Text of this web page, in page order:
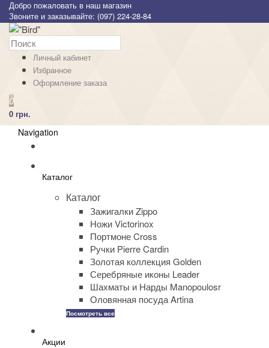
Добро пожаловать в наш магазин
Звоните и заказывайте: (097) 224-28-84
Личный кабинет
Избранное
Оформление заказа
0
0 грн.
Navigation
Каталог
Каталог
Зажигалки Zippo
Ножи Victorinox
Портмоне Cross
Ручки Pierre Cardin
Золотая коллекция Golden
Серебряные иконы Leader
Шахматы и Нарды Manopoulosr
Оловянная посуда Artina
Посмотреть все
Акции